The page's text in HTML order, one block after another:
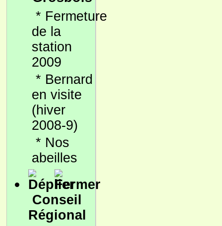
* Fermeture
de la
station
2009
* Bernard
en visite
(hiver
2008-9)
* Nos
abeilles
Conseil
Régional